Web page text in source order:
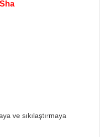
ve sıkılaştırmaya